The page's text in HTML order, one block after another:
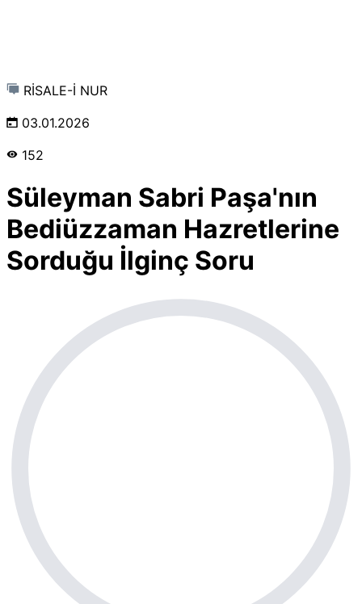
RİSALE-İ NUR
03.01.2026
152
Süleyman Sabri Paşa'nın
Bediüzzaman Hazretlerine
Sorduğu İlginç Soru